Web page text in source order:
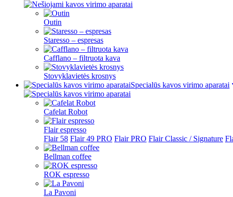
Outin
Staresso – espresas
Cafflano – filtruota kava
Stovyklavietės krosnys
Specialūs kavos virimo aparatai
Cafelat Robot
Flair espresso
Flair 58 Flair 49 PRO Flair PRO Flair Classic / Signature
Bellman coffee
ROK espresso
La Pavoni